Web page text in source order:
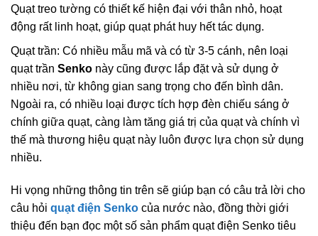
Quạt treo tường có thiết kế hiện đại với thân nhỏ, hoạt
động rất linh hoạt, giúp quạt phát huy hết tác dụng.
Quạt trần: Có nhiều mẫu mã và có từ 3-5 cánh, nên loại
quạt trần Senko này cũng được lắp đặt và sử dụng ở
nhiều nơi, từ không gian sang trọng cho đến bình dân.
Ngoài ra, có nhiều loại được tích hợp đèn chiếu sáng ở
chính giữa quạt, càng làm tăng giá trị của quạt và chính vì
thế mà thương hiệu quạt này luôn được lựa chọn sử dụng
nhiều.
Hi vọng những thông tin trên sẽ giúp bạn có câu trả lời cho
câu hỏi quạt điện Senko của nước nào, đồng thời giới
thiệu đến bạn đọc một số sản phẩm quạt điện Senko tiêu